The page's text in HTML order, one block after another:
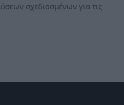
σχεδιασμένων για τις